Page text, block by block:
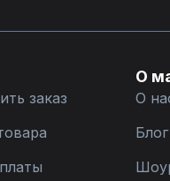
заказ
О
О
Блог